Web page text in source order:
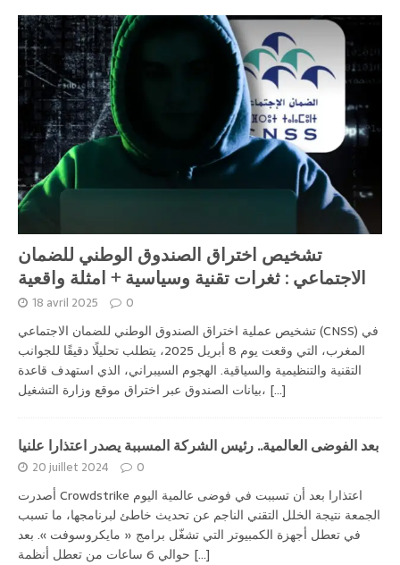
تشخيص اختراق الصندوق الوطني للضمان
الاجتماعي : ثغرات تقنية وسياسية + امثلة واقعية
18 avril 2025 0
تشخيص عملية اختراق الصندوق الوطني للضمان الاجتماعي (CNSS) في
المغرب، التي وقعت يوم 8 أبريل 2025، يتطلب تحليلًا دقيقًا للجوانب
التقنية والتنظيمية والسياقية. الهجوم السيبراني، الذي استهدف قاعدة
بيانات الصندوق عبر اختراق موقع وزارة التشغيل، [...]
بعد الفوضى العالمية.. رئيس الشركة المسببة يصدر اعتذارا علنيا
20 juillet 2024 0
أصدرت Crowdstrike اعتذارا بعد أن تسببت في فوضى عالمية اليوم
الجمعة نتيجة الخلل التقني الناجم عن تحديث خاطئ لبرنامجها، ما تسبب
في تعطل أجهزة الكمبيوتر التي تشغّل برامج « مايكروسوفت ». بعد
[...]